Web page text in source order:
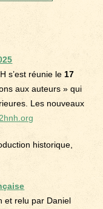
s’est réunie le 17
aux auteurs » qui
Les nouveaux
historique,
e
et relu par Daniel